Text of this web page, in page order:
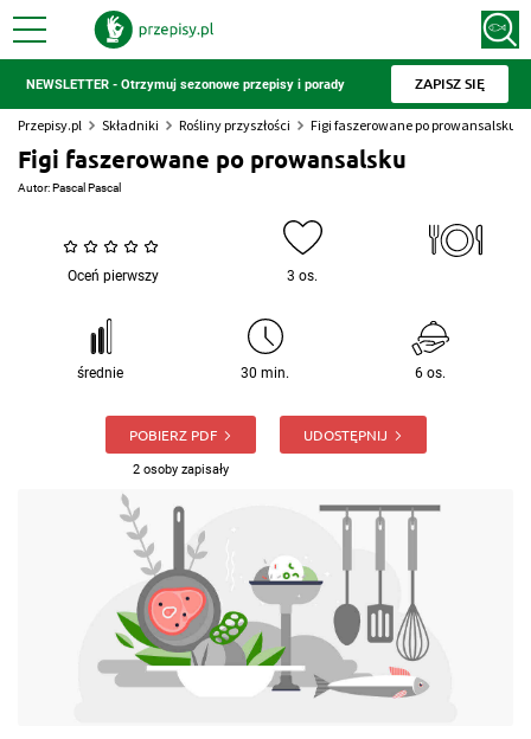
NEWSLETTER - Otrzymuj sezonowe przepisy i porady ZAPISZ SIĘ
Przepisy.pl Składniki Rośliny przyszłości Figi faszerowane po prowansalsku
Figi faszerowane po prowansalsku
Autor:Pascal Pascal
Oceń pierwszy 3 os.
średnie 30 min. 6 os.
POBIERZ PDF
2 osoby zapisały
UDOSTĘPNIJ